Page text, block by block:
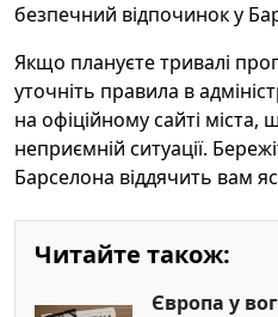
безпечний відпочинок у
Якщо плануєте тривалі
уточніть правила в
на офіційному сайті
неприємній ситуації.
Барселона віддячить вам
Читайте також:
Європа у